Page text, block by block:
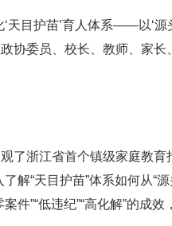
天目护苗’育人体系——以‘
协委员、校长、教师、家长
了浙江省首个镇级家庭教
解“天目护苗”体系如何从
件”“低违纪”“高化解”的成效